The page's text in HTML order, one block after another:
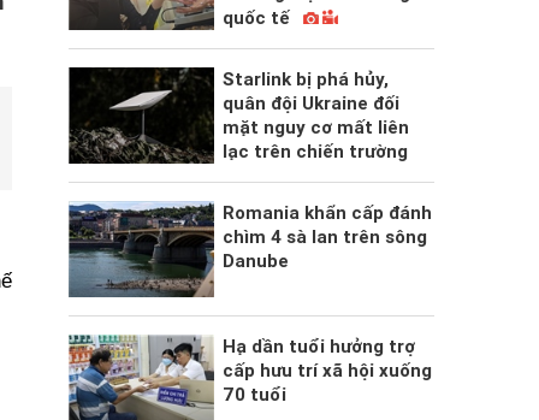
quốc tế
Starlink bị phá hủy,
quân đội Ukraine đối
mặt nguy cơ mất liên
lạc trên chiến trường
Romania khẩn cấp đánh
chìm 4 sà lan trên sông
Danube
Hạ dần tuổi hưởng trợ
cấp hưu trí xã hội xuống
70 tuổi